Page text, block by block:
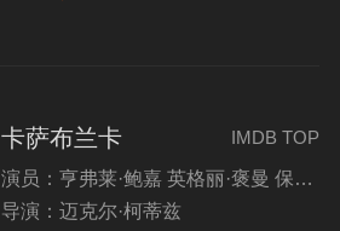
IMDB TOP
卡萨布兰卡
演员： 亨弗莱·鲍嘉 英格丽·褒曼 保罗·亨雷德 克劳德·雷恩斯 康拉德·韦特 西德尼·格林斯垂特
导演： 迈克尔·柯蒂兹